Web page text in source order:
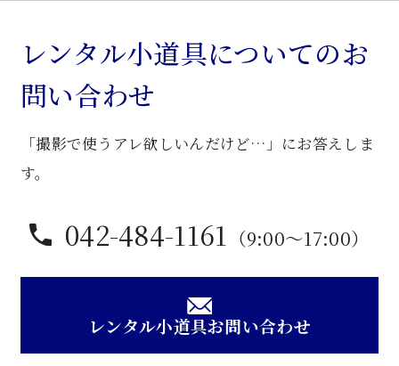
レンタル小道具についてのお
問い合わせ
「撮影で使うアレ欲しいんだけど…」にお答えしま
す。
042-484-1161 （9:00〜17:00）
レンタル小道具お問い合わせ